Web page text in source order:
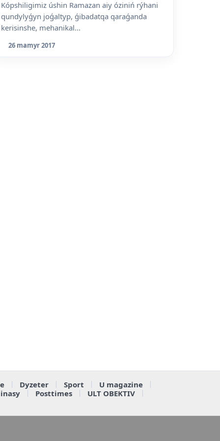
Kópshiligimiz úshin Ramazan aiy óziniń rýhani
qundylyǵyn joǵaltyp, ǵibadatqa qaraǵanda
kerisinshe, mehanikal...
26 mamyr 2017
Dyzeter Sport
U magazine
Posttimes ULT OBEKTIV